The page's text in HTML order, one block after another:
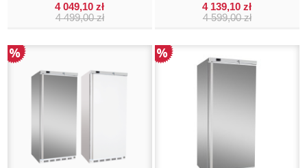
4 049,10 zł
4 499,00 zł
4 139,10 zł
4 599,00 zł